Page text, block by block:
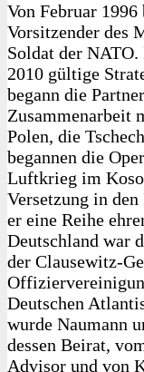
Von Februar
Vorsitzender des
Soldat der
2010 gültige
begann die
Zusammenarbeit
Polen, die
begannen die
Luftkrieg im
Versetzung in
er eine Reihe
Deutschland war
der Clausewitz-
Deutschen
wurde Naumann
dessen Beirat,
Advisor und von